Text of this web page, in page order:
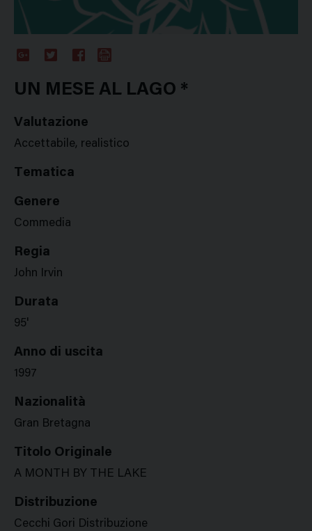
Plus
UN MESE AL LAGO *
Valutazione
Accettabile, realistico
Tematica
Genere
Commedia
Regia
John Irvin
Durata
95'
Anno di uscita
1997
Nazionalità
Gran Bretagna
Titolo Originale
A MONTH BY THE LAKE
Distribuzione
Cecchi Gori Distribuzione